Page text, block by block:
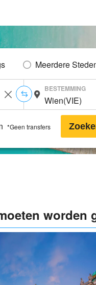
Meerdere
BESTEMMING
*Geen transfers
worden